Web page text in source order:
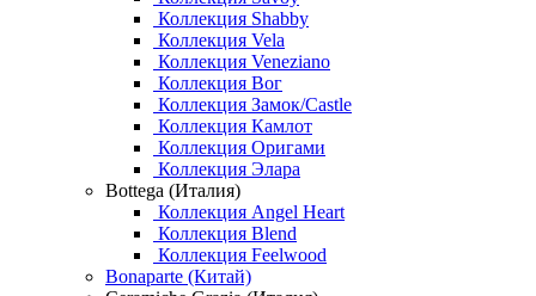
Коллекция Shabby
Коллекция Vela
Коллекция Veneziano
Коллекция Вог
Коллекция Замок/Castle
Коллекция Камлот
Коллекция Оригами
Коллекция Элара
Bottega (Италия)
Коллекция Angel Heart
Коллекция Blend
Коллекция Feelwood
Bonaparte (Китай)